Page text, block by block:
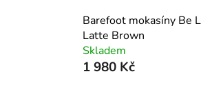
Barefoot mokasíny Be
Latte Brown
Skladem
1 980 Kč